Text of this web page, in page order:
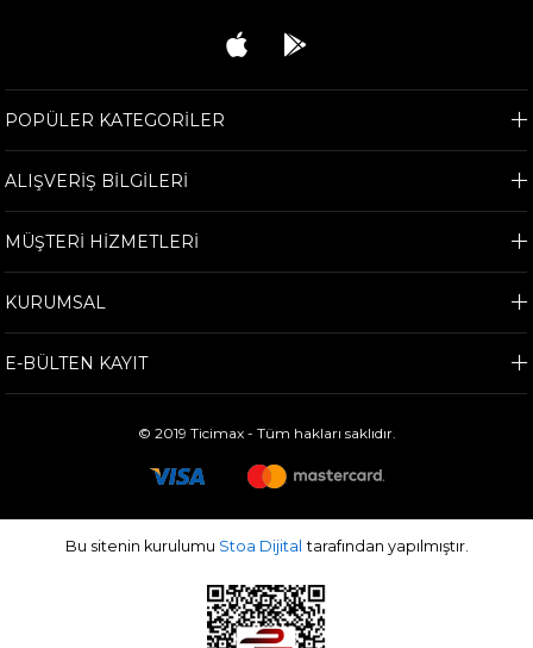
POPÜLER KATEGORİLER
ALIŞVERİŞ BİLGİLERİ
MÜŞTERİ HİZMETLERİ
KURUMSAL
E-BÜLTEN KAYIT
© 2019 Ticimax - Tüm hakları saklıdır.
Bu sitenin kurulumu Stoa Dijital tarafından yapılmıştır.